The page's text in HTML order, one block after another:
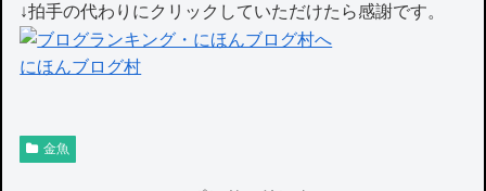
↓拍手の代わりにクリックしていただけたら感謝です。
にほんブログ村
金魚